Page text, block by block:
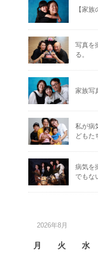
【家
写真を
る。
家族写
私が病
どもた
病気を
でもな
2026年8月
月 火 水